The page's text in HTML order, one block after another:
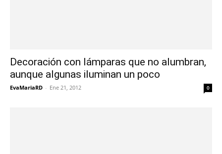
Decoración con lámparas que no alumbran,
aunque algunas iluminan un poco
EvaMariaRD - Ene 21, 2012 0